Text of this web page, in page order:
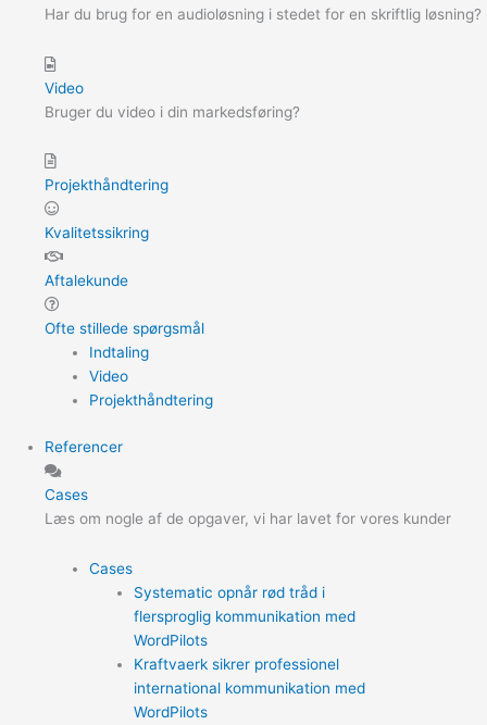
Har du brug for en audioløsning i stedet for en skriftlig løsning?
Video
Bruger du video i din markedsføring?
Projekthåndtering
Kvalitetssikring
Aftalekunde
Ofte stillede spørgsmål
Indtaling
Video
Projekthåndtering
Referencer
Cases
Læs om nogle af de opgaver, vi har lavet for vores kunder
Cases
Systematic opnår rød tråd i
flersproglig kommunikation med
WordPilots
Kraftvaerk sikrer professionel
international kommunikation med
WordPilots